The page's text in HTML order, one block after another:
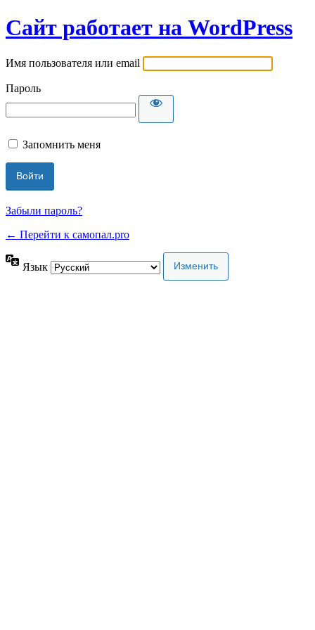
Сайт работает на WordPress
Имя пользователя или email
Пароль
Запомнить меня
Забыли пароль?
← Перейти к самопал.pro
Язык